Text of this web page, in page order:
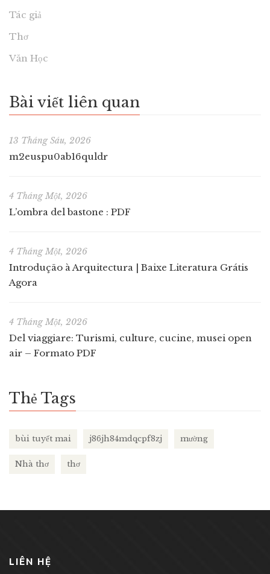
Tác giả
Thơ
Văn Học
Bài viết liên quan
13 Tháng Sáu, 2026
m2euspu0ab16quldr
4 Tháng Một, 2026
L’ombra del bastone : PDF
4 Tháng Một, 2026
Introdução à Arquitectura | Baixe Literatura Grátis
Agora
4 Tháng Một, 2026
Del viaggiare: Turismi, culture, cucine, musei open
air – Formato PDF
Thẻ Tags
bùi tuyết mai j86jh84mdqcpf8zj mường
Nhà thơ thơ
LIÊN HỆ